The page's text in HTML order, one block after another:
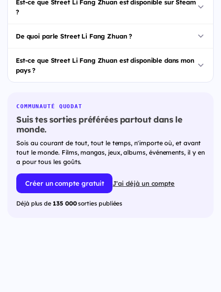
Est-ce que Street Li Fang Zhuan est disponible sur Steam
?
De quoi parle Street Li Fang Zhuan ?
Est-ce que Street Li Fang Zhuan est disponible dans mon
pays ?
COMMUNAUTÉ QUODAT
Suis tes sorties préférées partout dans le
monde.
Sois au courant de tout, tout le temps, n'importe où, et avant
tout le monde. Films, mangas, jeux, albums, événements, il y en
a pour tous les goûts.
Créer un compte gratuit J'ai déjà un compte
Déjà plus de 135 000sorties publiées